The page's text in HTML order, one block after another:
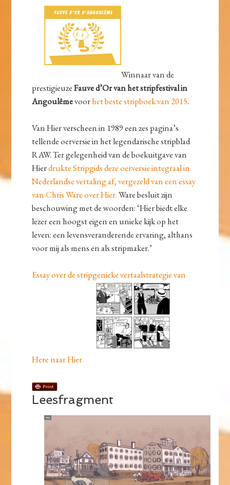
Winnaar van de
prestigieuzeFauve d’Or van het stripfestival in
Angoulêmevoorhet beste stripboek van 2015.
Van Hier verscheen in 1989 een zes pagina’s
tellende oerversie in het legendarische stripblad
RAW. Ter gelegenheid van de boekuitgave van
Hierdrukte Stripgids deze oerversie integraal in
Nederlandse vertaling af, vergezeld van een essay
van Chris Ware over Hier.Ware besluit zijn
beschouwing met de woorden: ‘Hier biedt elke
lezer een hoogst eigen en unieke kijk op het
leven: een levensveranderende ervaring, althans
voor mij als mens en als stripmaker.’
Essay over de stripgenieke vertaalstrategie van
Here naar Hier
Leesfragment